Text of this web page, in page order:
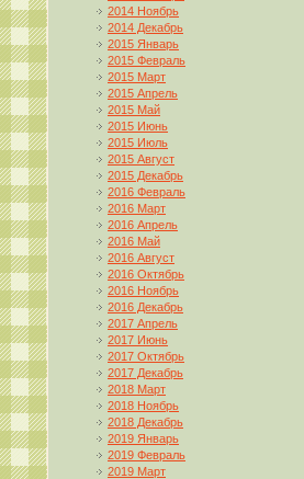
2014 Ноябрь
2014 Декабрь
2015 Январь
2015 Февраль
2015 Март
2015 Апрель
2015 Май
2015 Июнь
2015 Июль
2015 Август
2015 Декабрь
2016 Февраль
2016 Март
2016 Апрель
2016 Май
2016 Август
2016 Октябрь
2016 Ноябрь
2016 Декабрь
2017 Апрель
2017 Июнь
2017 Октябрь
2017 Декабрь
2018 Март
2018 Ноябрь
2018 Декабрь
2019 Январь
2019 Февраль
2019 Март